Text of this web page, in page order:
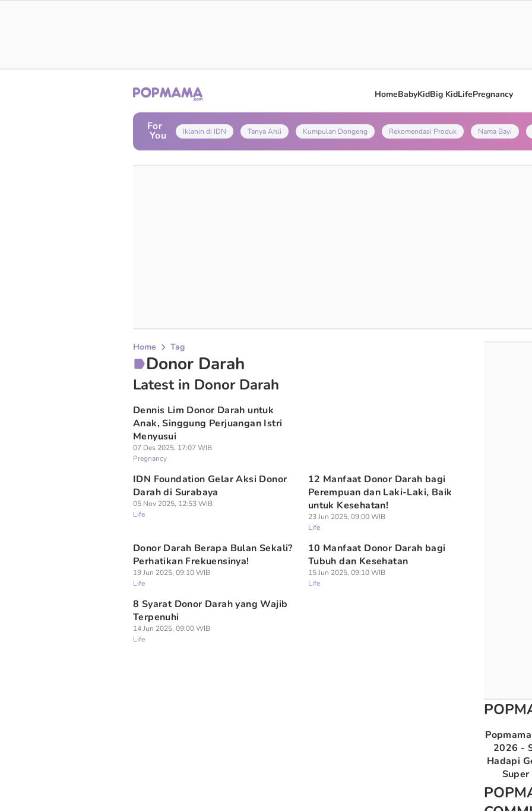
HomeBabyKidBig KidLifePregnancy
For
You Iklanin di IDN Tanya Ahli Kumpulan Dongeng Rekomendasi Produk Nama Bayi
Home Tag
Donor Darah
Latest in Donor Darah
Dennis Lim Donor Darah untuk
Anak, Singgung Perjuangan Istri
Menyusui
07 Des 2025, 17:07 WIB
Pregnancy
IDN Foundation Gelar Aksi Donor
Darah di Surabaya
05 Nov 2025, 12:53 WIB
Life
12 Manfaat Donor Darah bagi
Perempuan dan Laki-Laki, Baik
untuk Kesehatan!
23 Jun 2025, 09:00 WIB
Life
Donor Darah Berapa Bulan Sekali?
Perhatikan Frekuensinya!
19 Jun 2025, 09:10 WIB
Life
10 Manfaat Donor Darah bagi
Tubuh dan Kesehatan
15 Jun 2025, 09:10 WIB
Life
8 Syarat Donor Darah yang Wajib
Terpenuhi
14 Jun 2025, 09:00 WIB
Life
2026 -
Hadapi